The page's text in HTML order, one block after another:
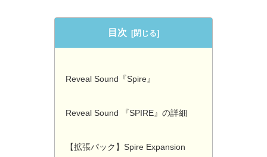
目次
Reveal Sound『Spire』
Reveal Sound 『SPIRE』の詳細
【拡張パック】Spire Expansion